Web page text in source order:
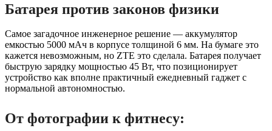
Батарея против законов физики
Самое загадочное инженерное решение — аккумулятор
емкостью 5000 мАч в корпусе толщиной 6 мм. На бумаге это
кажется невозможным, но ZTE это сделала. Батарея получает
быструю зарядку мощностью 45 Вт, что позиционирует
устройство как вполне практичный ежедневный гаджет с
нормальной автономностью.
От фотографии к фитнесу: